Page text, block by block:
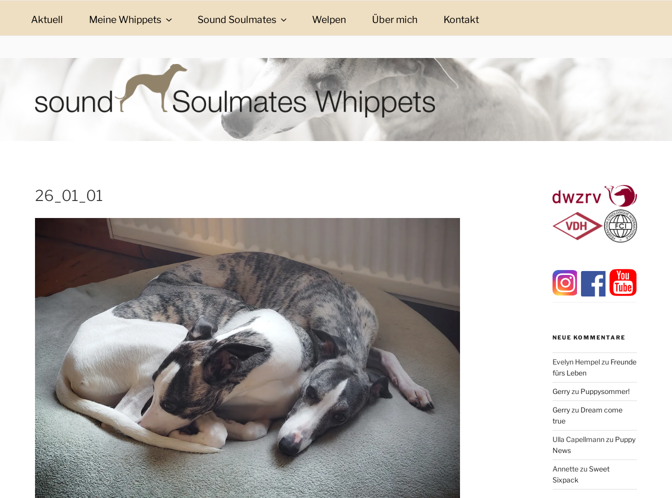
SOUND SOULMATES WHIPPETS
sound Soulmates – Whippets fürs Leben! Bilder, Geschichten und Informationen
Aktuell Meine Whippets Sound Soulmates Welpen Über mich Kontakt
26_01_01
NEUE KOMMENTARE
Evelyn Hempel zu Freunde
fürs Leben
Gerry zu Puppysommer!
Gerry zu Dream come
true
Ulla Capellmann zu Puppy
News
Annette zuSweet
Sixpack